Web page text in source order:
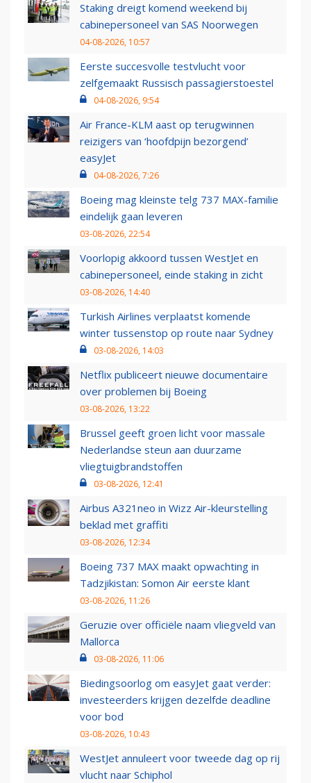
Staking dreigt komend weekend bij
cabinepersoneel van SAS Noorwegen
04-08-2026, 10:57
Eerste succesvolle testvlucht voor
zelfgemaakt Russisch passagierstoestel
04-08-2026, 9:54
Air France-KLM aast op terugwinnen
reizigers van ‘hoofdpijn bezorgend’
easyJet
04-08-2026, 7:26
Boeing mag kleinste telg 737 MAX-familie
eindelijk gaan leveren
03-08-2026, 22:54
Voorlopig akkoord tussen WestJet en
cabinepersoneel, einde staking in zicht
03-08-2026, 14:40
Turkish Airlines verplaatst komende
winter tussenstop op route naar Sydney
03-08-2026, 14:03
Netflix publiceert nieuwe documentaire
over problemen bij Boeing
03-08-2026, 13:22
Brussel geeft groen licht voor massale
Nederlandse steun aan duurzame
vliegtuigbrandstoffen
03-08-2026, 12:41
Airbus A321neo in Wizz Air-kleurstelling
beklad met graffiti
03-08-2026, 12:34
Boeing 737 MAX maakt opwachting in
Tadzjikistan: Somon Air eerste klant
03-08-2026, 11:26
Geruzie over officiële naam vliegveld van
Mallorca
03-08-2026, 11:06
Biedingsoorlog om easyJet gaat verder:
investeerders krijgen dezelfde deadline
voor bod
03-08-2026, 10:43
WestJet annuleert voor tweede dag op rij
vlucht naar Schiphol